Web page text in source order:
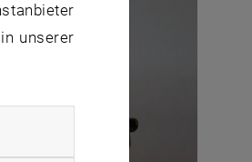
unserer